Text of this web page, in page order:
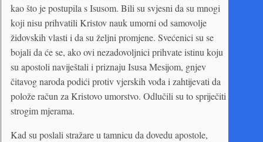
kao što je postupila s Isusom. Bili su svjesni da su mnogi
koji nisu prihvatili Kristov nauk umorni od samovolje
židovskih vlasti i da su željni promjene. Svećenici su se
bojali da će se, ako ovi nezadovoljnici prihvate istinu koju
su apostoli naviještali i priznaju Isusa Mesijom, gnjev
čitavog naroda podići protiv vjerskih vođa i zahtijevati da
polože račun za Kristovo umorstvo. Odlučili su to spriječiti
strogim mjerama.
Kad su poslali stražare u tamnicu da dovedu apostole,